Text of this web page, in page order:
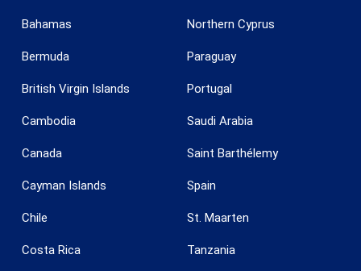
Bahamas
Bermuda
British Virgin Islands
Cambodia
Canada
Cayman Islands
Chile
Costa Rica
Northern Cyprus
Paraguay
Portugal
Saudi Arabia
Saint Barthélemy
Spain
St. Maarten
Tanzania